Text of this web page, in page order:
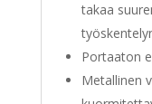
takaa
Portaaton
Metallinen